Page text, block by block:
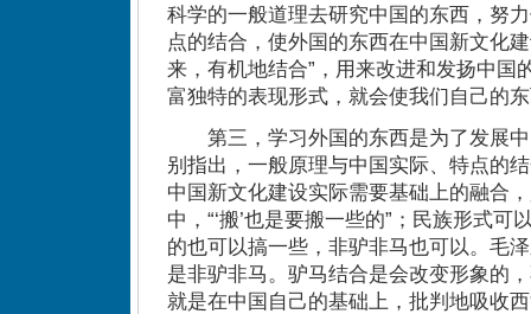
科学的一般道理去研究中国的东西，努
点的结合，使外国的东西在中国新文化
来，有机地结合”，用来改进和发扬中国
富独特的表现形式，就会使我们自己的
第三，学习外国的东西是为了发展中
别指出，一般原理与中国实际、特点的
中国新文化建设实际需要基础上的融合
中，“‘搬’也是要搬一些的”；民族形式
的也可以搞一些，非驴非马也可以。毛
是非驴非马。驴马结合是会改变形象的
就是在中国自己的基础上，批判地吸收